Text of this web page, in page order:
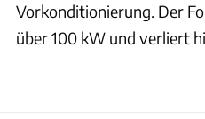
Vorkonditionierung. Der
über 100 kW und verliert